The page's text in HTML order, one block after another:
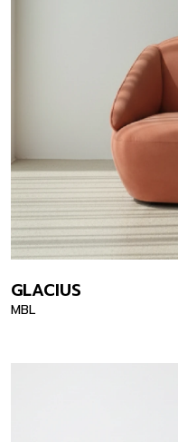
GLACIUS
MBL